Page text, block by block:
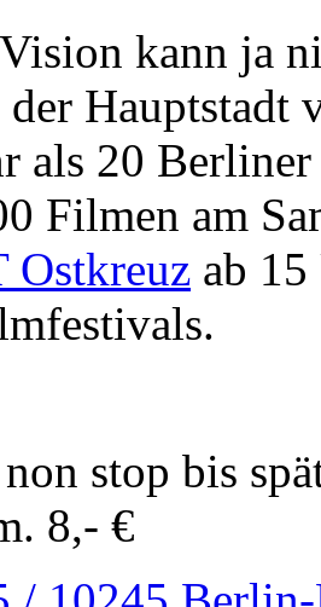
kann ja
Hauptstadt
als 20
Filmen am
ab
stop bis
8,- €